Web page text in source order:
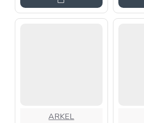
ARKEL